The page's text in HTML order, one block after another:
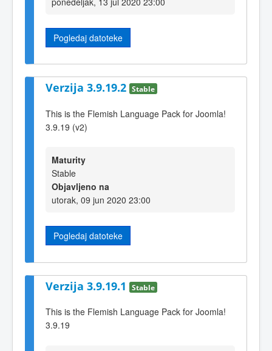
Pogledaj datoteke
Verzija 3.9.19.2 Stable
This is the Flemish Language Pack for Joomla!
3.9.19 (v2)
Maturity
Stable
Objavljeno na
utorak, 09 jun 2020 23:00
Pogledaj datoteke
Verzija 3.9.19.1 Stable
This is the Flemish Language Pack for Joomla!
3.9.19